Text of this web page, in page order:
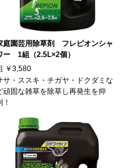
庭園芸用除草剤 フレピオンシャ
ー 1組（2.5L×2個）
￥3,580
サ・ススキ・チガヤ・ドクダミな
頑固な雑草を除草し再発生を抑
！